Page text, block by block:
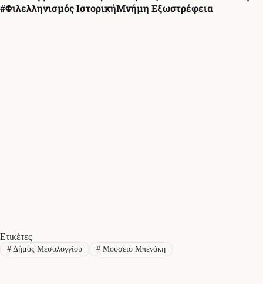
#Φιλελληνισμός ΙστορικήΜνήμη Εξωστρέφεια
Ετικέτες
#Δήμος Μεσολογγίου #Μουσείο Μπενάκη